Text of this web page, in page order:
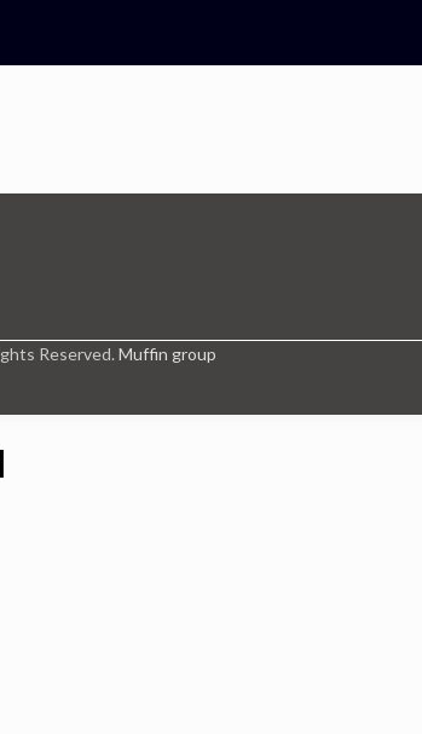
Reserved.Muffin group